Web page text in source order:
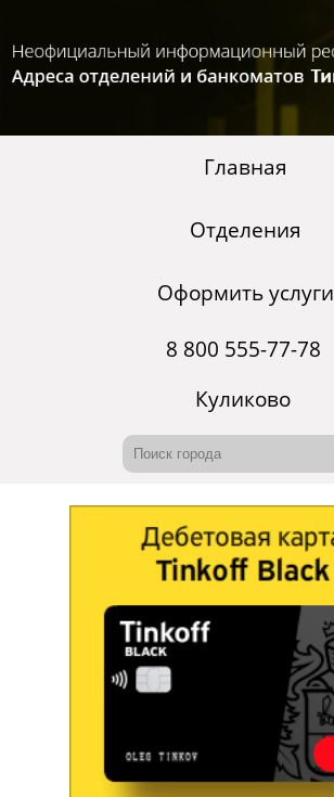
Главная
Отделения
Оформить услуги
8 800 555-77-78
Куликово